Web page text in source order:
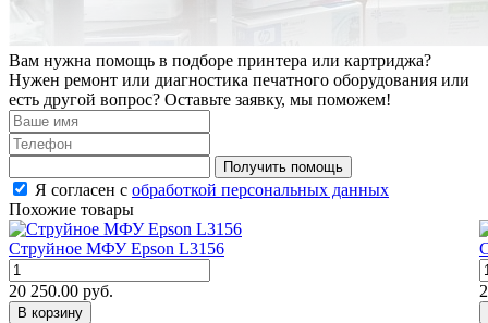
Вам нужна помощь в подборе принтера или картриджа?
Нужен ремонт или диагностика печатного оборудования или
есть другой вопрос? Оставьте заявку, мы поможем!
Получить помощь
Я согласен с обработкой персональных данных
Похожие товары
Струйное МФУ Epson L3156
20 250.00 руб.
В корзину